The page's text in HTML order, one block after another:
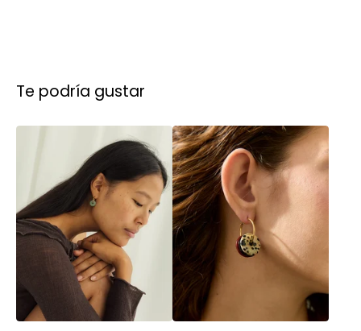
Te podría gustar